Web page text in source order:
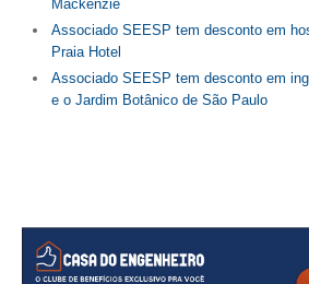
OPORTUNIDADES
APRESENTAÇÃO
NEWSLETTER
Mackenzie
Associado SEESP tem desconto em
Praia Hotel
Associado SEESP tem desconto em
e o Jardim Botânico de São Paulo